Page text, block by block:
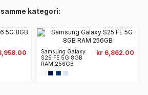
kategori:
Samsung Galaxy
S25 FE 5G 8GB
RAM 256GB
kr 6,862.00